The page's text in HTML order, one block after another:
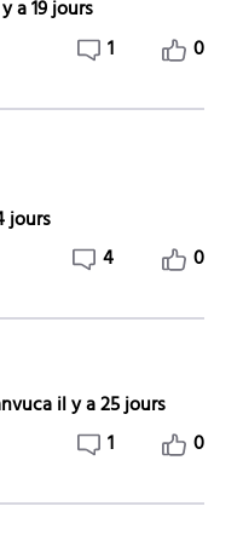
a 19 jours
1
0
jours
4
0
il y a 25 jours
1
0